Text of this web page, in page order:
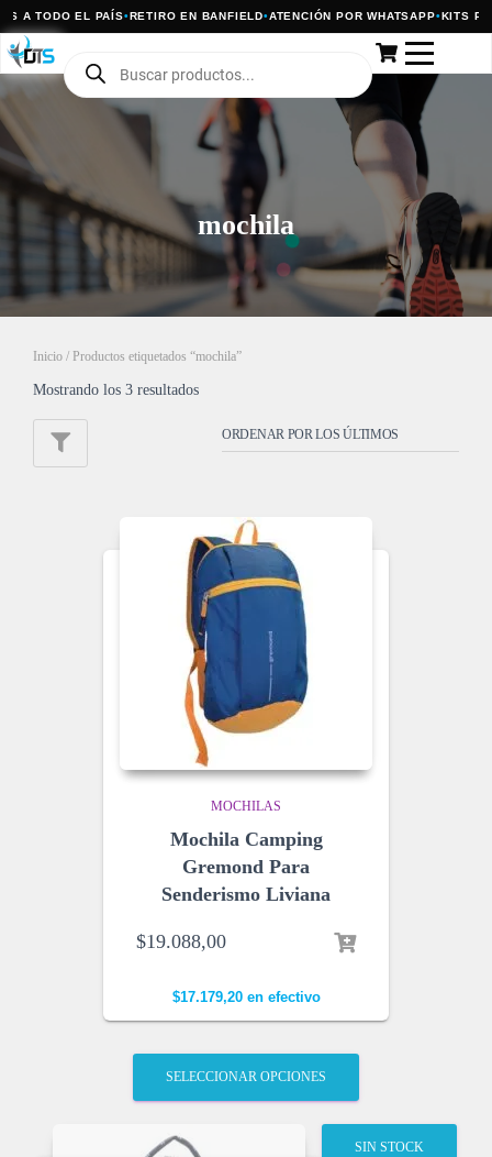
A TODO EL PAÍS•RETIRO EN BANFIELD•ATENCIÓN POR WHATSAPP•KITS
mochila
Inicio / Productos etiquetados “mochila”
Mostrando los 3 resultados
MOCHILAS
Mochila Camping
Gremond Para
Senderismo Liviana
$19.088,00
$17.179,20en efectivo
SELECCIONAR OPCIONES
SIN STOCK